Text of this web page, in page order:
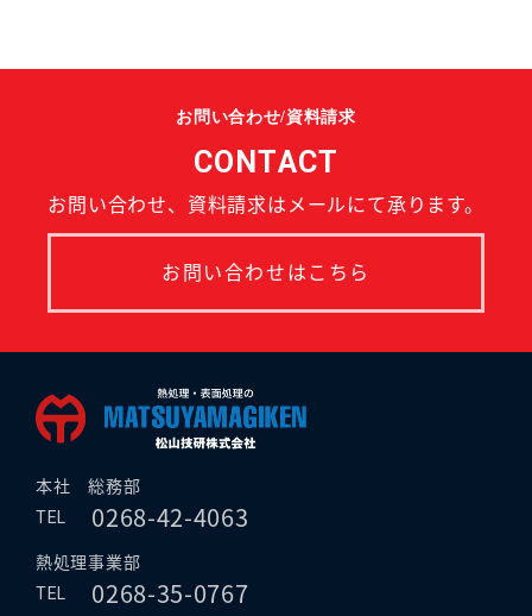
お問い合わせ/資料請求
CONTACT
お問い合わせ、資料請求はメールにて承ります。
お問い合わせはこちら
本社 総務部
TEL 0268-42-4063
熱処理事業部
TEL 0268-35-0767